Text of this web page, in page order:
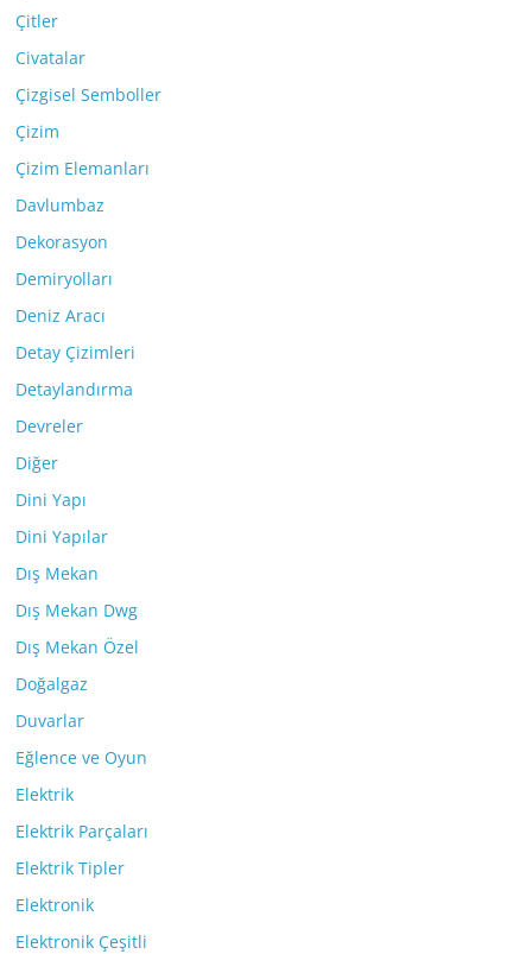
Çitler
Civatalar
Çizgisel Semboller
Çizim
Çizim Elemanları
Davlumbaz
Dekorasyon
Demiryolları
Deniz Aracı
Detay Çizimleri
Detaylandırma
Devreler
Diğer
Dini Yapı
Dini Yapılar
Dış Mekan
Dış Mekan Dwg
Dış Mekan Özel
Doğalgaz
Duvarlar
Eğlence ve Oyun
Elektrik
Elektrik Parçaları
Elektrik Tipler
Elektronik
Elektronik Çeşitli